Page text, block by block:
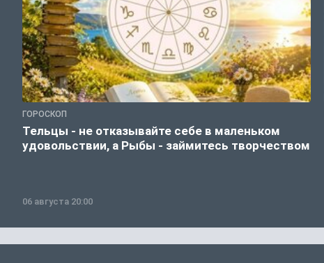
ГОРОСКОП
Тельцы - не отказывайте себе в маленьком
удовольствии, а Рыбы - займитесь творчеством
06 августа 20:00